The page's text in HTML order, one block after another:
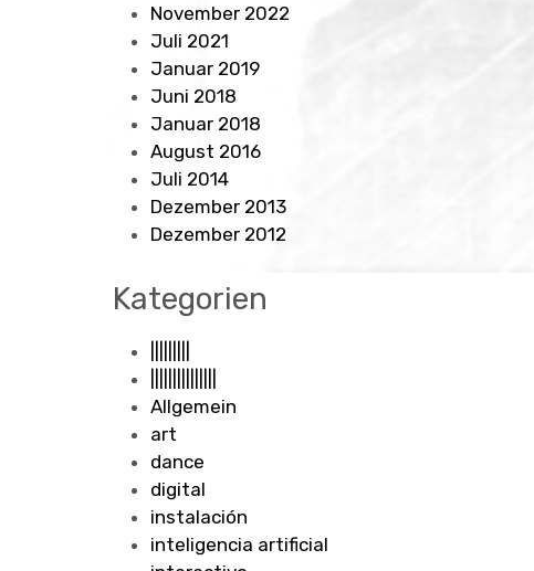
November 2022
Juli 2021
Januar 2019
Juni 2018
Januar 2018
August 2016
Juli 2014
Dezember 2013
Dezember 2012
Kategorien
Allgemein
art
dance
digital
instalación
inteligencia artificial